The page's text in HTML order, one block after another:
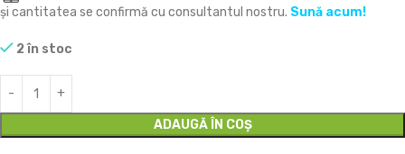
și cantitatea se confirmă cu consultantul nostru. Sună acum!
2 în stoc
ADAUGĂ ÎN COȘ